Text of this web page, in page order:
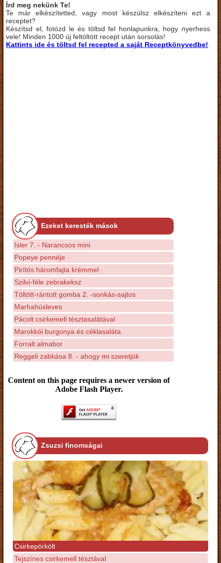
Írd meg nekünk Te!
Te már elkészítetted, vagy most készülsz elkészíteni ezt a
receptet?
Készítsd el, fotózd le és töltsd fel honlapunkra, hogy nyerhess
vele! Minden 1000 új feltöltött recept után sorsolás!
Kattints ide és töltsd fel recepted a saját Receptkönyvedbe!
Ezeket keresték mások
Isler 7. - Narancsos mini
Popeye pennéje
Pirítós háromfajta krémmel
Szilvi-féle zebrakeksz
Töltött-rántott gomba 2. -sonkás-sajtos
Marhahúsleves
Pácolt csirkemell tésztasalátával
Marokkói burgonya és céklasaláta
Forralt almabor
Reggeli zabkása 8. - ahogy mi szeretjük
Content on this page requires a newer version of
Adobe Flash Player.
Zsuzsi finomságai
Csirkepörkölt
Tejszínes csirkemell tésztával